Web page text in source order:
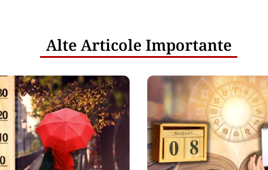
Alte Articole Importante